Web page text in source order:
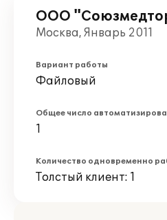
ООО
Москва, Январь 2011
Вариант работы
Файловый
Общее число
1
Количество одновременно
Толстый клиент: 1